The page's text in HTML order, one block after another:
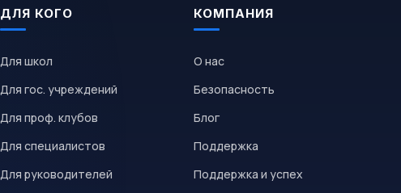
ДЛЯ КОГО
Для школ
Для гос. учреждений
Для проф. клубов
Для специалистов
Для руководителей
КОМПАНИЯ
О нас
Безопасность
Блог
Поддержка
Поддержка и успех